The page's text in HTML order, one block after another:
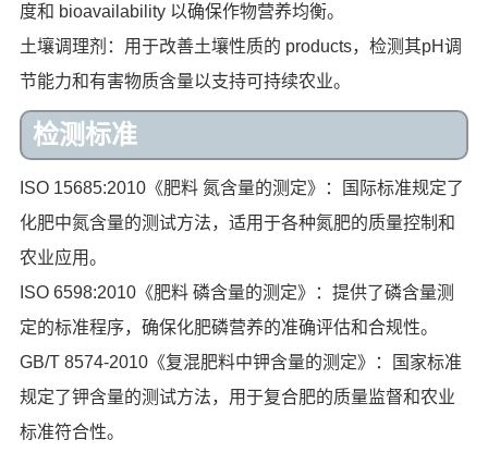
度和 bioavailability 以确保作物营养均衡。
土壤调理剂：用于改善土壤性质的 products，检测其pH调
节能力和有害物质含量以支持可持续农业。
检测标准
ISO 15685:2010《肥料 氮含量的测定》：国际标准规定了
化肥中氮含量的测试方法，适用于各种氮肥的质量控制和
农业应用。
ISO 6598:2010《肥料 磷含量的测定》：提供了磷含量测
定的标准程序，确保化肥磷营养的准确评估和合规性。
GB/T 8574-2010《复混肥料中钾含量的测定》：国家标准
规定了钾含量的测试方法，用于复合肥的质量监督和农业
标准符合性。